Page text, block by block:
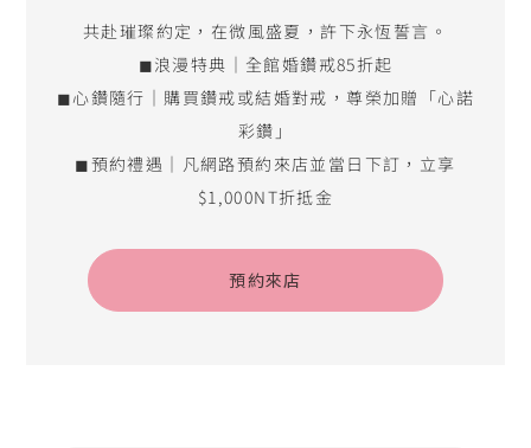
共赴璀璨約定，在微風盛夏，許下永恆誓言。
◼浪漫特典｜全館婚鑽戒85折起
◼心鑽隨行｜購買鑽戒或結婚對戒，尊榮加贈「心諾
彩鑽」
◼預約禮遇｜凡網路預約來店並當日下訂，立享
$1,000NT折抵金
預約來店